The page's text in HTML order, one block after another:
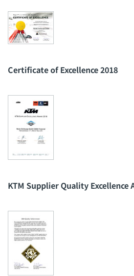
Certificate of Excellence 2018
KTM Supplier Quality Excellence